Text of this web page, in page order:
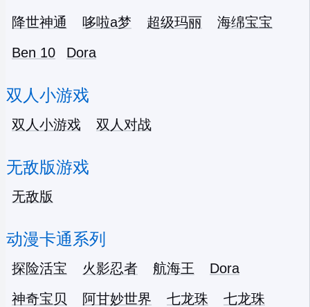
降世神通
哆啦a梦 超级玛丽
海绵宝宝
Ben 10
Dora
双人小游戏
双人小游戏 双人对战
无敌版游戏
无敌版
动漫卡通系列
探险活宝 火影忍者 航海王
Dora
神奇宝贝
阿甘妙世界 七龙珠
七龙珠